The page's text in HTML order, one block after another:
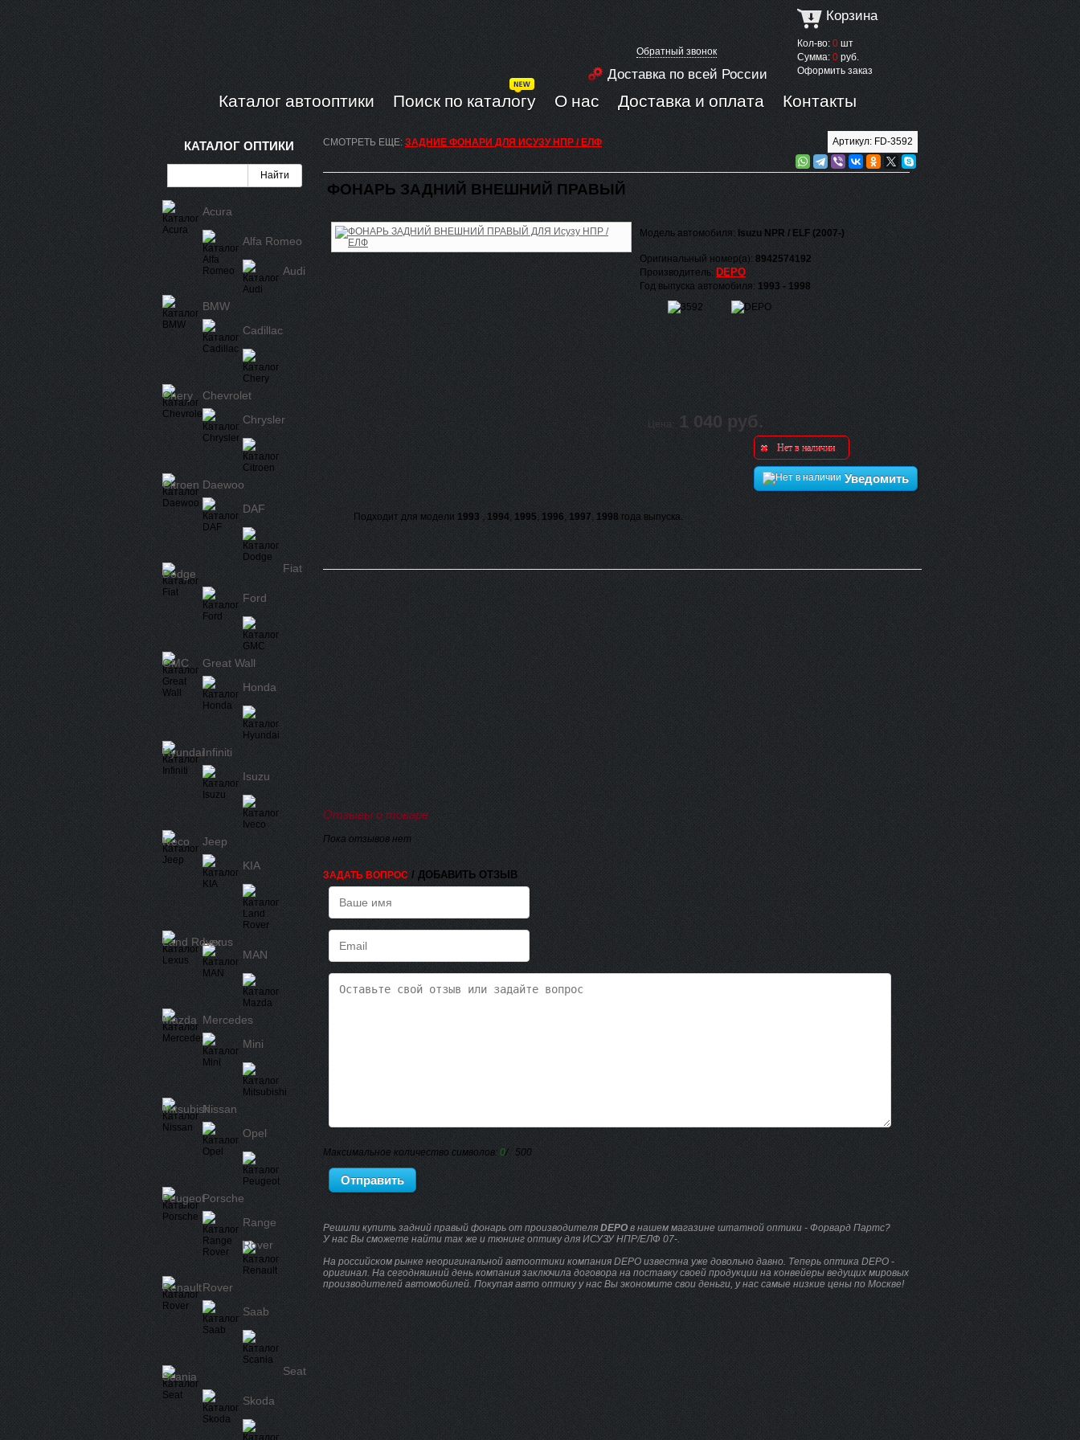
Обратный звонок
Доставка по всей России
Корзина
Кол-во: 0 шт
Сумма: 0 руб.
Оформить заказ
Каталог автооптики Поиск по каталогу О нас Доставка и оплата Контакты
СМОТРЕТЬ ЕЩЕ: ЗАДНИЕ ФОНАРИ ДЛЯ ИСУЗУ НПР / ЕЛФ Артикул: FD-3592
ФОНАРЬ ЗАДНИЙ ВНЕШНИЙ ПРАВЫЙ
Модель автомобиля: Isuzu NPR / ELF (2007-)
Оригинальный номер(а): 8942574192
Производитель: DEPO
Год выпуска автомобиля: 1993 - 1998
Цена: 1 040 руб.
Нет в наличии
Уведомить
Подходит для модели 1993 , 1994, 1995, 1996, 1997, 1998 года выпуска.
Отзывы о товаре
Пока отзывов нет
ЗАДАТЬ ВОПРОС / ДОБАВИТЬ ОТЗЫВ
Максимальное количество символов: 0/ 500
Решили купить задний правый фонарь от производителя DEPO в нашем магазине штатной оптики - Форвард Партс?
У нас Вы сможете найти так же и тюнинг оптику для ИСУЗУ НПР/ЕЛФ 07-.
На российском рынке неоригинальной автооптики компания DEPO известна уже довольно давно. Теперь оптика DEPO -
оригинал. На сегодняшний день компания заключила договора на поставку своей продукции на конвейеры ведущих мировых
производителей автомобилей. Покупая авто оптику у нас Вы экономите свои деньги, у нас самые низкие цены по Москве!
КАТАЛОГ ОПТИКИ
Acura
Alfa Romeo
Audi
BMW
Cadillac
Chery
Chevrolet
Chrysler
Citroen Daewoo
DAF
Dodge Fiat
Ford
GMC
Great Wall
Honda
HyundaiInfiniti
Isuzu
Iveco
Jeep
KIA
Land Rover
Lexus
MAN
Mazda Mercedes
Mini
MitsubishiNissan
Opel
PeugeotPorsche
Range
Rover
RenaultRover
Saab
Scania Seat
Skoda